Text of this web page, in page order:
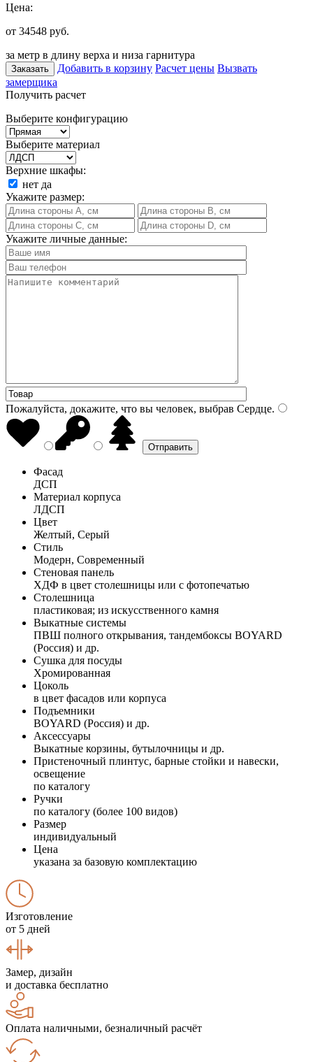
Цена:
от 34548 руб.
за метр в длину верха и низа гарнитура
Заказать Добавить в корзину Расчет цены Вызвать
замерщика
Получить расчет
Выберите конфигурацию
Выберите материал
Верхние шкафы:
нет да
Укажите размер:
Укажите личные данные:
Пожалуйста, докажите, что вы человек, выбрав Сердце.
Фасад
ДСП
Материал корпуса
ЛДСП
Цвет
Желтый, Серый
Стиль
Модерн, Современный
Стеновая панель
ХДФ в цвет столешницы или с фотопечатью
Столешница
пластиковая; из искусственного камня
Выкатные системы
ПВШ полного открывания, тандембоксы BOYARD
(Россия) и др.
Сушка для посуды
Хромированная
Цоколь
в цвет фасадов или корпуса
Подъемники
BOYARD (Россия) и др.
Аксессуары
Выкатные корзины, бутылочницы и др.
Пристеночный плинтус, барные стойки и навески,
освещение
по каталогу
Ручки
по каталогу (более 100 видов)
Размер
индивидуальный
Цена
указана за базовую комплектацию
Изготовление
от 5 дней
Замер, дизайн
и доставка бесплатно
Оплата наличными, безналичный расчёт